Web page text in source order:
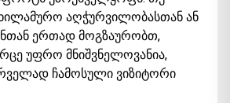
აღჭურვილობასთან ან
ერთად მოგზაურობთ,
უფრო მნიშვნელოვანია,
ჩამოსული ვიზიტორი